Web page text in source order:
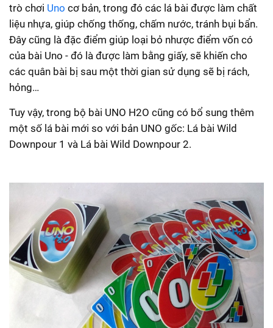
trò chơi Uno cơ bản, trong đó các lá bài được làm chất
liệu nhựa, giúp chống thống, chấm nước, tránh bụi bẩn.
Đây cũng là đặc điểm giúp loại bỏ nhược điểm vốn có
của bài Uno - đó là được làm bằng giấy, sẽ khiến cho
các quân bài bị sau một thời gian sử dụng sẽ bị rách,
hỏng…
Tuy vậy, trong bộ bài UNO H2O cũng có bổ sung thêm
một số lá bài mới so với bản UNO gốc: Lá bài Wild
Downpour 1 và Lá bài Wild Downpour 2.